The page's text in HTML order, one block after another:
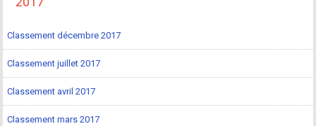
Classement décembre 2017
Classement juillet 2017
Classement avril 2017
Classement mars 2017